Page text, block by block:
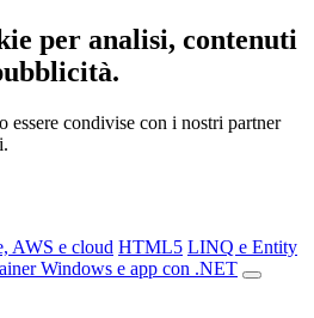
per analisi, contenuti
essere condivise con i nostri partner
AWS e cloud HTML5 LINQ e Entity
Windows e app con .NET